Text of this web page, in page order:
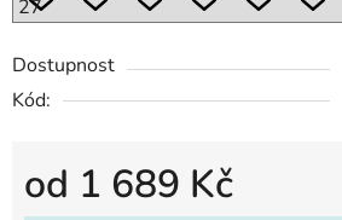
Dostupnost
Kód:
od 1 689 Kč